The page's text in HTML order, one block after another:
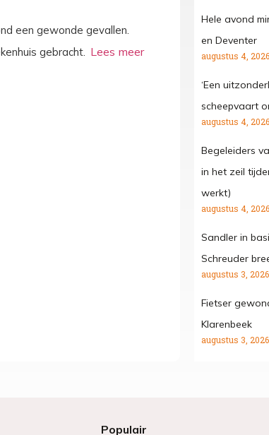
een gewonde gevallen.
gebracht.
Hele avond
en Deventer
augustus 4, 2026
‘Een
scheepvaart
augustus 4, 2026
Begeleiders
in het zeil
werkt)
augustus 4, 2026
Sandler in
Schreuder
augustus 3, 2026
Fietser
Klarenbeek
augustus 3, 2026
Populair